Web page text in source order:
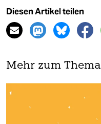
Diesen Artikel teilen
Mehr zum Thema